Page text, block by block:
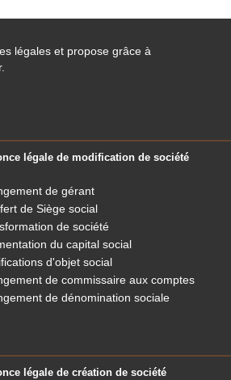
légales et propose grâce à
légale de modification de société
de gérant
de Siège social
de société
du capital social
d'objet social
de commissaire aux comptes
de dénomination sociale
légale de création de société